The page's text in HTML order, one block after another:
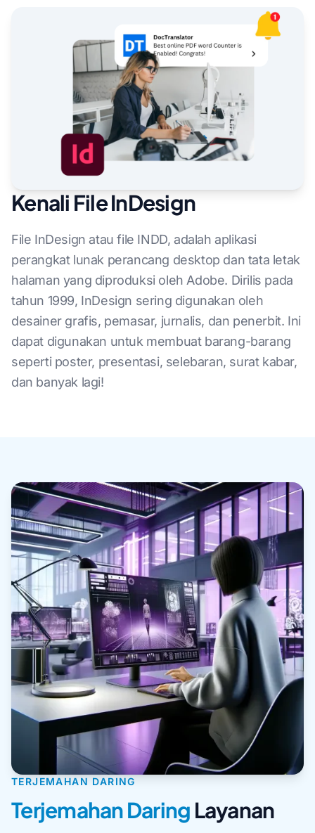
Kenali File InDesign
File InDesign atau file INDD, adalah aplikasi
perangkat lunak perancang desktop dan tata letak
halaman yang diproduksi oleh Adobe. Dirilis pada
tahun 1999, InDesign sering digunakan oleh
desainer grafis, pemasar, jurnalis, dan penerbit. Ini
dapat digunakan untuk membuat barang-barang
seperti poster, presentasi, selebaran, surat kabar,
dan banyak lagi!
TERJEMAHAN DARING
Terjemahan Daring Layanan